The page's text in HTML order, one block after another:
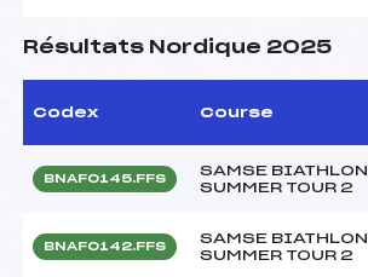
Résultats Nordique 2025
Codex Course
BNAF0145.FFS
SAMSE BIATHLON
SUMMER TOUR 2
BNAF0142.FFS
SAMSE BIATHLON
SUMMER TOUR 2